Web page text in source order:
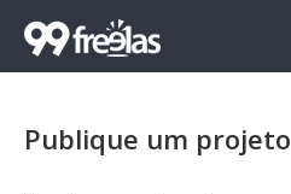
Publique um projeto